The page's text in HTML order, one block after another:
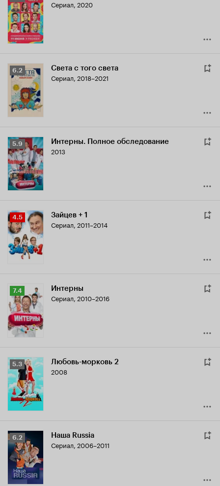
Кинопоиска
6.8
Сериал, 2020
Рейтинг
Кинопоиска
6.2
6.2 Света с того света
Сериал, 2018–2021
Рейтинг
Кинопоиска
5.9
5.9 Интерны. Полное обследование
2013
Рейтинг
Кинопоиска
4.5
4.5 Зайцев + 1
Сериал, 2011–2014
Рейтинг
Кинопоиска
7.4
7.4 Интерны
Сериал, 2010–2016
Рейтинг
Кинопоиска
5.3
5.3 Любовь-морковь 2
2008
Рейтинг
Кинопоиска
6.2
6.2 Наша Russia
Сериал, 2006–2011